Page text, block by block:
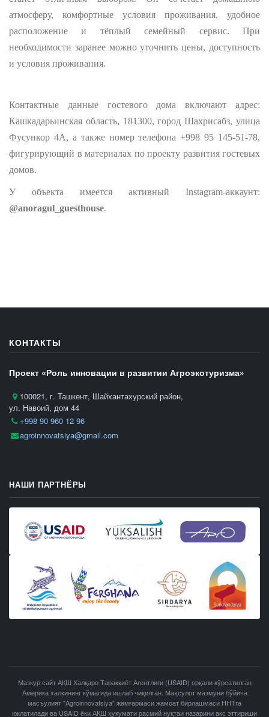
атмосферу, комфортные условия проживания, удобное
расположение и тёплый семейный сервис. При
необходимости заранее можно уточнить цены, доступность
и условия проживания.
Контактные данные гостевого дома включают адрес:
Кашкадарьинская область, 181300, город Шахрисабз, улица
Фусункор 4A, а также номер телефона +998 95 145-51-78,
фигурирующий в материалах по проекту развития гостевых
домов.
У объекта имеется активный Instagram-аккаунт:
@anoragul_guesthouse.
КОНТАКТЫ
Проект «Роль инновации в развитии Агроэкотуризма»
100021, г. Ташкент, Шайхантахурский район,
ул. Навоий, дом 44
+998 90 960 12 96
agroinnovatsiya@gmail.com
НАШИ ПАРТНЁРЫ
Мазкур сайт АҚШ Халқаро Тараққиёт Агентлиги (USAID) орқали кўрсатилган
Америка халқининг кўмагида ишлаб чиқилган. Маҳсулот мазмуни бўйича
масъулият "Agroinnovatsiya" жамғармаси жамоат бирлашмаси ННТга
юклатилади ва USAID ёки АҚШ ҳукумати расмий нуқтаи назарини акс эттириши